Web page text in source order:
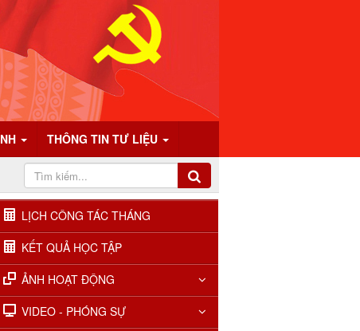
THÔNG TIN TƯ LIỆU
LỊCH CÔNG TÁC THÁNG
KẾT QUẢ HỌC TẬP
ẢNH HOẠT ĐỘNG
VIDEO - PHÓNG SỰ